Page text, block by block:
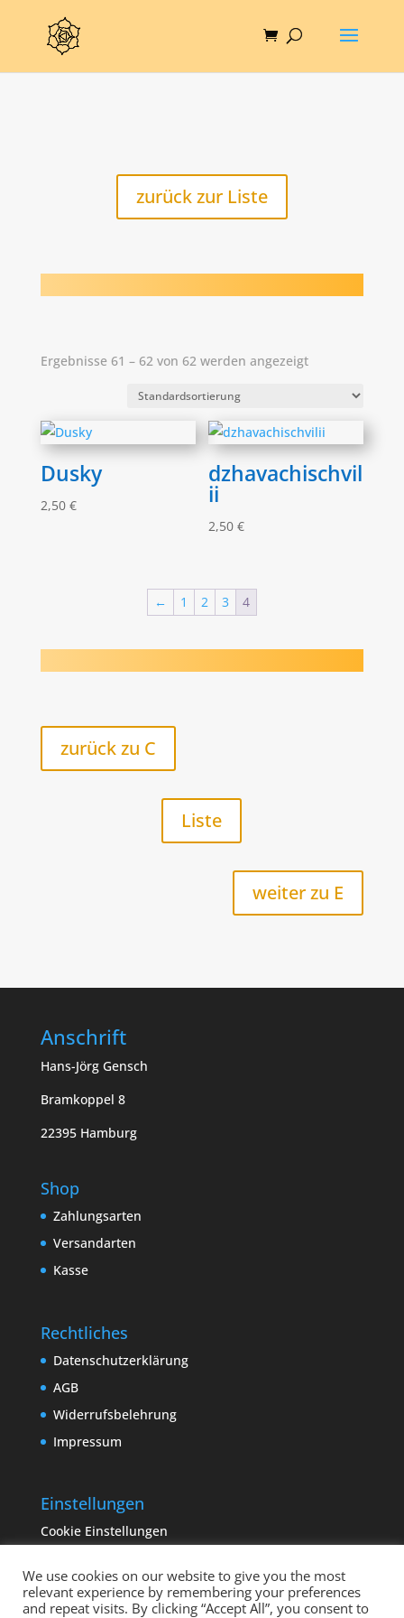
zurück zur Liste
Ergebnisse 61 – 62 von 62 werden angezeigt
Dusky
2,50 €
dzhavachischvil
ii
2,50€
← 1 2 3 4
zurück zu C
Liste
weiter zu E
Anschrift
Hans-Jörg Gensch
Bramkoppel 8
22395 Hamburg
Shop
Zahlungsarten
Versandarten
Kasse
Rechtliches
Datenschutzerklärung
AGB
Widerrufsbelehrung
Impressum
Einstellungen
Cookie Einstellungen
We use cookies on our website to give you the most
relevant experience by remembering your preferences
and repeat visits. By clicking “Accept All”, you consent to